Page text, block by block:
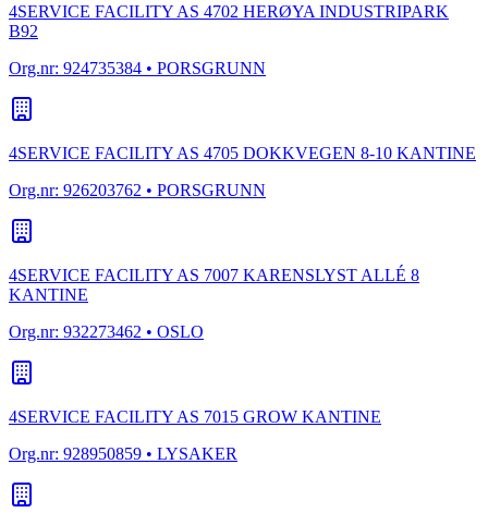
4SERVICE FACILITY AS 4702 HERØYA INDUSTRIPARK
B92
Org.nr: 924735384 • PORSGRUNN
4SERVICE FACILITY AS 4705 DOKKVEGEN 8-10 KANTINE
Org.nr: 926203762 • PORSGRUNN
4SERVICE FACILITY AS 7007 KARENSLYST ALLÉ 8
KANTINE
Org.nr: 932273462 • OSLO
4SERVICE FACILITY AS 7015 GROW KANTINE
Org.nr: 928950859 • LYSAKER